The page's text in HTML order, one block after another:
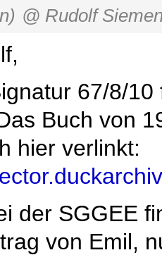
@ Rudolf
67/8/
Buch von
hier verlinkt:
der SGGEE
von Emil,